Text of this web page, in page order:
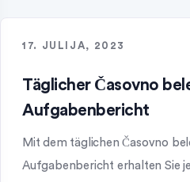
17. JULIJA, 2023
Täglicher Časovno
Aufgabenbericht
Mit dem täglichen Časovno
Aufgabenbericht erhalten Sie